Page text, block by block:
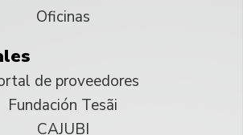
Oficinas
de proveedores
Fundación Tesãi
CAJUBI